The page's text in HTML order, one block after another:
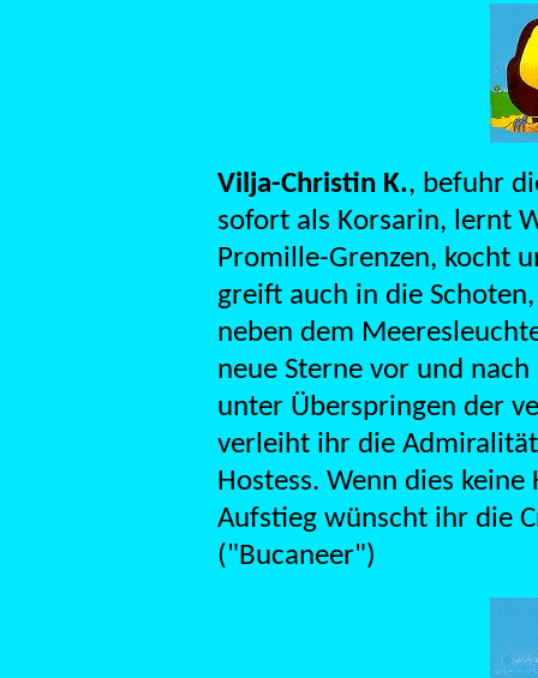
Vilja-Christin K., befuhr
sofort als Korsarin, lernt
Promille-Grenzen, kocht
greift auch in die
neben dem
neue Sterne vor und
unter Überspringen der
verleiht ihr die
Hostess. Wenn dies
Aufstieg wünscht ihr die
("Bucaneer")